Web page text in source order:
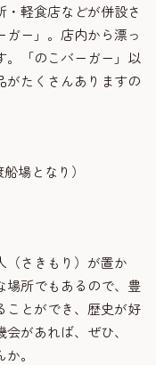
軽食店などが併設さ
ー」。店内から漂っ
。「のこバーガー」以
がたくさんありますの
場となり）
（さきもり）が置か
場所でもあるので、豊
ことができ、歴史が好
があれば、ぜひ、
。